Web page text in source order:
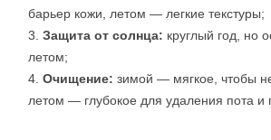
барьер кожи, летом — легкие текстуры;
Защита от солнца: круглый год, но
летом;
Очищение: зимой — мягкое, чтобы
летом — глубокое для удаления пота и